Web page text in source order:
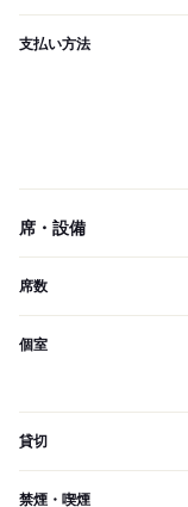
支払い方法
席・設備
席数
個室
貸切
禁煙・喫煙